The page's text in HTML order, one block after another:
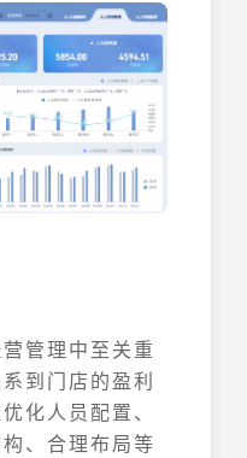
管理中至关重
到门店的盈利
化人员配置、
、合理布局等